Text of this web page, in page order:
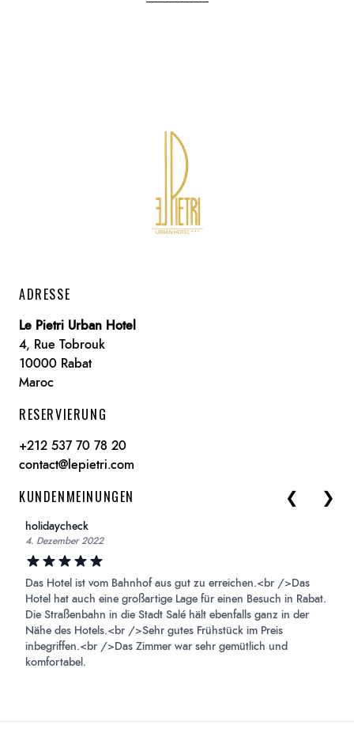
ADRESSE
Le Pietri Urban Hotel
4, Rue Tobrouk
10000 Rabat
Maroc
RESERVIERUNG
+212 537 70 78 20
contact@lepietri.com
KUNDENMEINUNGEN
❮
❯
holidaycheck
4. Dezember 2022
Das Hotel ist vom Bahnhof aus gut zu erreichen.<br />Das
Hotel hat auch eine großartige Lage für einen Besuch in Rabat.
Die Straßenbahn in die Stadt Salé hält ebenfalls ganz in der
Nähe des Hotels.<br />Sehr gutes Frühstück im Preis
inbegriffen.<br />Das Zimmer war sehr gemütlich und
komfortabel.